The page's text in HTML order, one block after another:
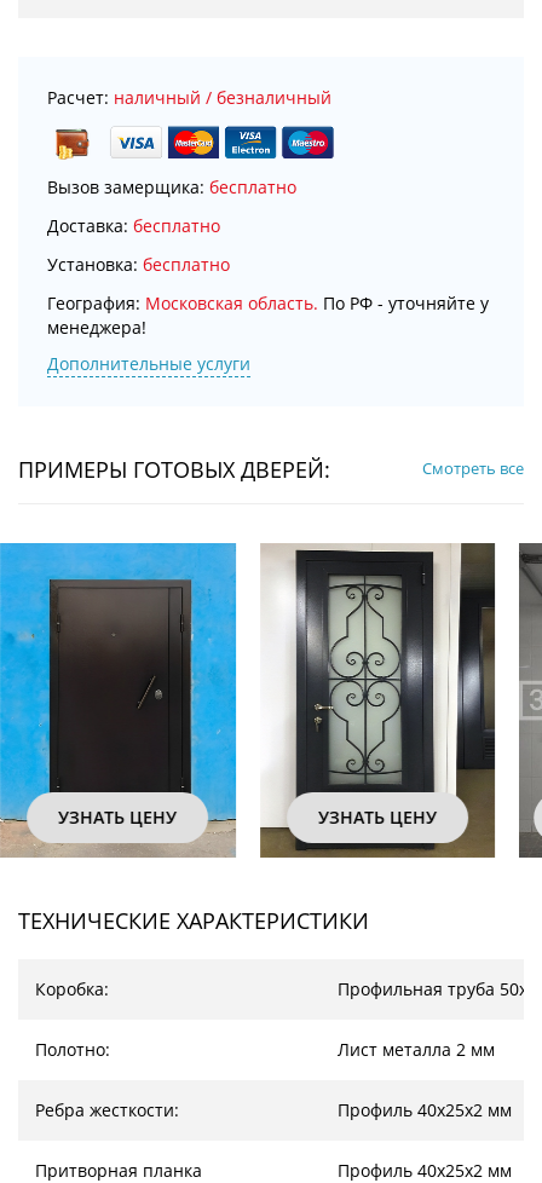
Расчет: наличный / безналичный
Вызов замерщика: бесплатно
Доставка: бесплатно
Установка: бесплатно
География: Московская область. По РФ - уточняйте у
менеджера!
Дополнительные услуги
ПРИМЕРЫ ГОТОВЫХ ДВЕРЕЙ: Смотреть все
УЗНАТЬ ЦЕНУ УЗНАТЬ ЦЕНУ
ТЕХНИЧЕСКИЕ ХАРАКТЕРИСТИКИ
Коробка: Профильная труба
Полотно: Лист металла 2 мм
Ребра жесткости: Профиль 40х25х2 мм
Притворная планка Профиль 40х25х2 мм